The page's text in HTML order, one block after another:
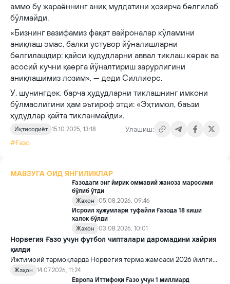
аммо бу жараённинг аниқ муддатини ҳозирча белгилаб
бўлмайди.
«Бизнинг вазифамиз фақат вайроналар кўламини
аниқлаш эмас, балки устувор йўналишларни
белгилашдир: қайси ҳудудларни аввал тиклаш керак ва
асосий кучни қаерга йўналтириш зарурлигини
аниқлашимиз лозим», — деди Силлиерс.
У, шунингдек, барча ҳудудларни тиклашнинг имкони
бўлмаслигини ҳам эътироф этди: «Эҳтимол, баъзи
ҳудудлар қайта тикланмайди».
Иқтисодиёт 15.10.2025, 13:18
Улашиш:
#Ғазо
МАВЗУГА ОИД ЯНГИЛИКЛАР
Ғазодаги энг йирик оммавий жаноза маросими
бўлиб ўтди
Жаҳон
05.08.2026, 09:46
Исроил ҳужумлари туфайли Ғазода 18 киши
ҳалок бўлди
Жаҳон
03.08.2026, 10:01
Норвегия Ғазо учун футбол чипталари даромадини хайрия
қилди
Ижтимоий тармоқларда Норвегия терма жамоаси 2026 йилги
FIFA Жаҳон чемпионатидан олган барча мукофот пулини Ғазога
хайрия қилгани ҳақида хабарлар тарқалди.
Жаҳон
14.07.2026, 11:24
Европа Иттифоқи Ғазо учун 1 миллиард